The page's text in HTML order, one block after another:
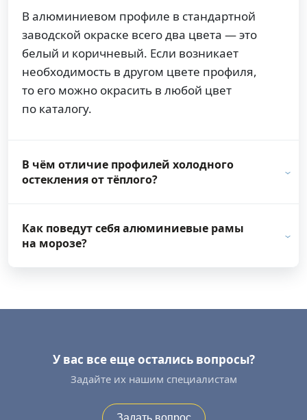
В алюминиевом профиле в стандартной
заводской окраске всего два цвета — это
белый и коричневый. Если возникает
необходимость в другом цвете профиля,
то его можно окрасить в любой цвет
по каталогу.
В чём отличие профилей холодного
остекления от тёплого?
Как поведут себя алюминиевые рамы
на морозе?
У вас все еще остались вопросы?
Задайте их нашим специалистам
Задать вопрос